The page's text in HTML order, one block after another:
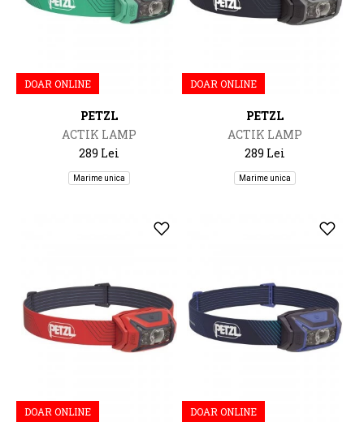
DOAR ONLINE
PETZL
ACTIK LAMP
289 Lei
Marime unica
DOAR ONLINE
PETZL
ACTIK LAMP
289 Lei
Marime unica
DOAR ONLINE DOAR ONLINE